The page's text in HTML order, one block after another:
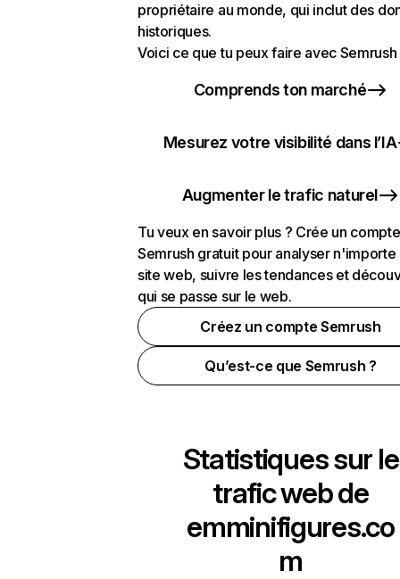
propriétaire au monde, qui inclut des
historiques.
Voici ce que tu peux faire avec Semrush
Comprends ton marché
Mesurez votre visibilité dans l’IA
Augmenter le trafic naturel
Tu veux en savoir plus ? Crée un compte
Semrush gratuit pour analyser n'importe
site web, suivre les tendances et
qui se passe sur le web.
Créez un compte Semrush
Qu’est-ce que Semrush ?
Statistiques sur le
trafic web de
emminifigures.co
m